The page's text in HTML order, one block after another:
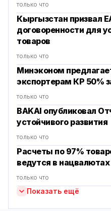
только что
Кыргызстан призвал
договоренности для
товаров
только что
Минэконом
экспортерам КР 50%
только что
BAKAI опубликовал
устойчивого развития
только что
Расчеты по 97%
ведутся в
только что
Показать ещё